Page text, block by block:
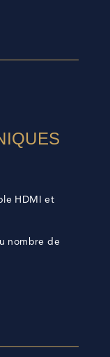
HDMI et
nombre de